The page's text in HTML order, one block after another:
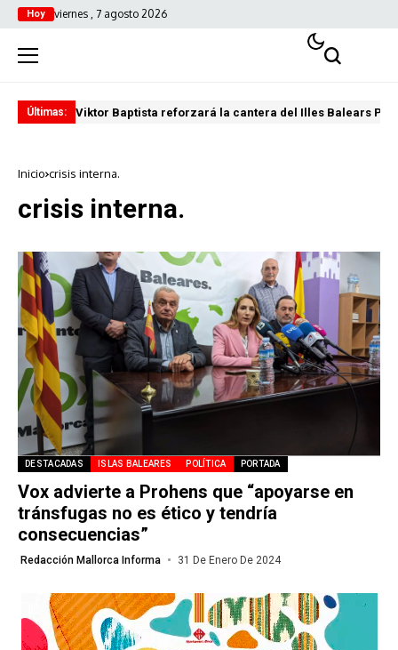
Hoy viernes , 7 agosto 2026
Últimas: Viktor Baptista reforzará la cantera del Illes Balears
Inicio crisis interna.
crisis interna.
DESTACADAS ISLAS BALEARES POLÍTICA PORTADA
Vox advierte a Prohens que “apoyarse en
tránsfugas no es ético y tendría
consecuencias”
Redacción Mallorca Informa 31 De Enero De 2024